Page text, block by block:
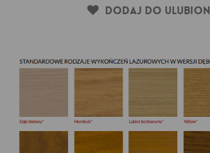
Dodaj do